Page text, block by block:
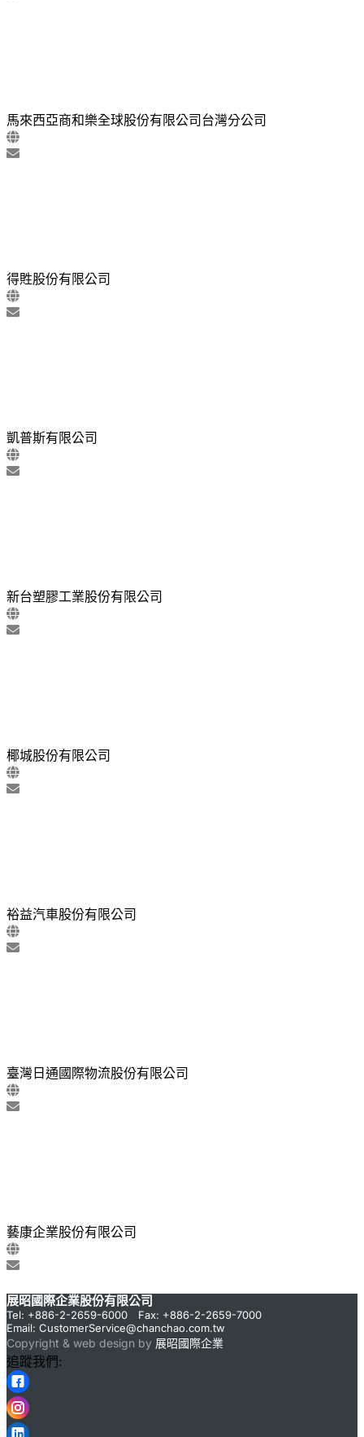
馬來西亞商和樂全球股份有限公司台灣分公司
得貹股份有限公司
凱普斯有限公司
新台塑膠工業股份有限公司
椰城股份有限公司
裕益汽車股份有限公司
臺灣日通國際物流股份有限公司
藝康企業股份有限公司
展昭國際企業股份有限公司
Tel: +886-2-2659-6000 Fax: +886-2-2659-7000
Email: CustomerService@chanchao.com.tw
Copyright & web design by 展昭國際企業
追蹤我們: